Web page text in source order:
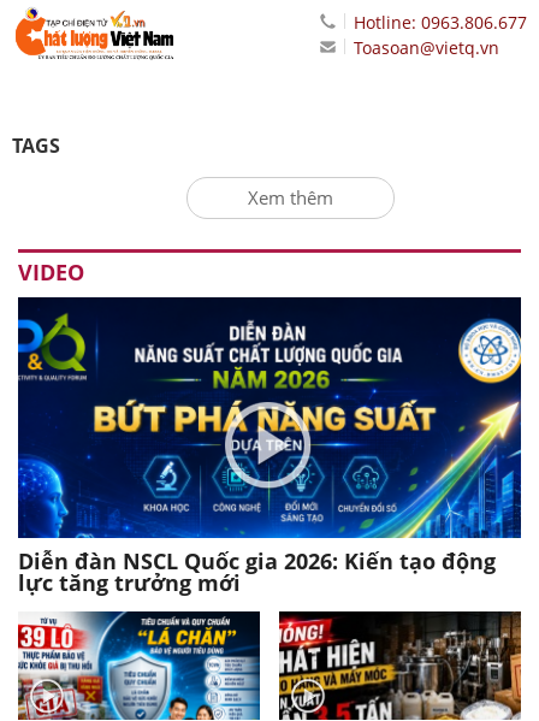
Hotline: 0963.806.677
Toasoan@vietq.vn
TAGS
Xem thêm
VIDEO
Diễn đàn NSCL Quốc gia 2026: Kiến tạo động
lực tăng trưởng mới